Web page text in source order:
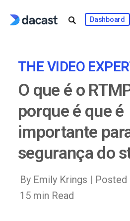
Dashboard
THE VIDEO
O que é o
porque é que é
importante
segurança do
By Emily Krings | Posted
15 min Read